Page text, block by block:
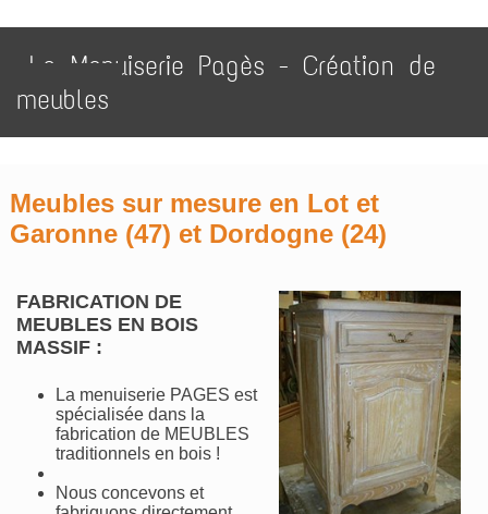
La Menuiserie Pagès - Création de
meubles
Meubles sur mesure en Lot et
Garonne (47) et Dordogne (24)
FABRICATION DE
MEUBLES EN BOIS
MASSIF :
La menuiserie PAGES est
spécialisée dans la
fabrication de MEUBLES
traditionnels en bois !
Nous concevons et